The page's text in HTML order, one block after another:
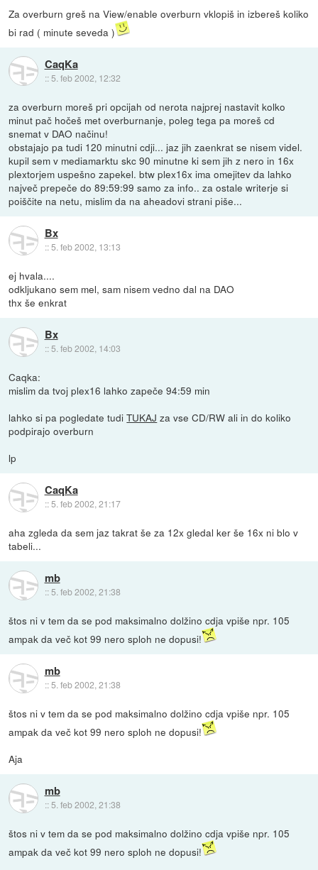
Za overburn greš na View/enable overburn vklopiš in izbereš koliko
bi rad ( minute seveda )
CaqKa
:: 5. feb 2002, 12:32
za overburn moreš pri opcijah od nerota najprej nastavit kolko
minut pač hočeš met overburnanje, poleg tega pa moreš cd
snemat v DAO načinu!
obstajajo pa tudi 120 minutni cdji... jaz jih zaenkrat se nisem videl.
kupil sem v mediamarktu skc 90 minutne ki sem jih z nero in 16x
plextorjem uspešno zapekel. btw plex16x ima omejitev da lahko
največ prepeče do 89:59:99 samo za info.. za ostale writerje si
poiščite na netu, mislim da na aheadovi strani piše...
Bx
::5. feb 2002, 13:13
ej hvala....
odkljukano sem mel, sam nisem vedno dal na DAO
thx še enkrat
Bx
:: 5. feb 2002, 14:03
Caqka:
mislim da tvoj plex16 lahko zapeče 94:59 min
lahko si pa pogledate tudiTUKAJ za vse CD/RW ali in do koliko
podpirajo overburn
lp
CaqKa
::5. feb 2002, 21:17
aha zgleda da sem jaz takrat še za 12x gledal ker še 16x ni blo v
tabeli...
mb
:: 5. feb 2002, 21:38
štos ni v tem da se pod maksimalno dolžino cdja vpiše npr. 105
ampak da več kot 99 nero sploh ne dopusi!
mb
::5. feb 2002, 21:38
štos ni v tem da se pod maksimalno dolžino cdja vpiše npr. 105
ampak da več kot 99 nero sploh ne dopusi!
Aja
mb
:: 5. feb 2002, 21:38
štos ni v tem da se pod maksimalno dolžino cdja vpiše npr. 105
ampak da več kot 99 nero sploh ne dopusi!